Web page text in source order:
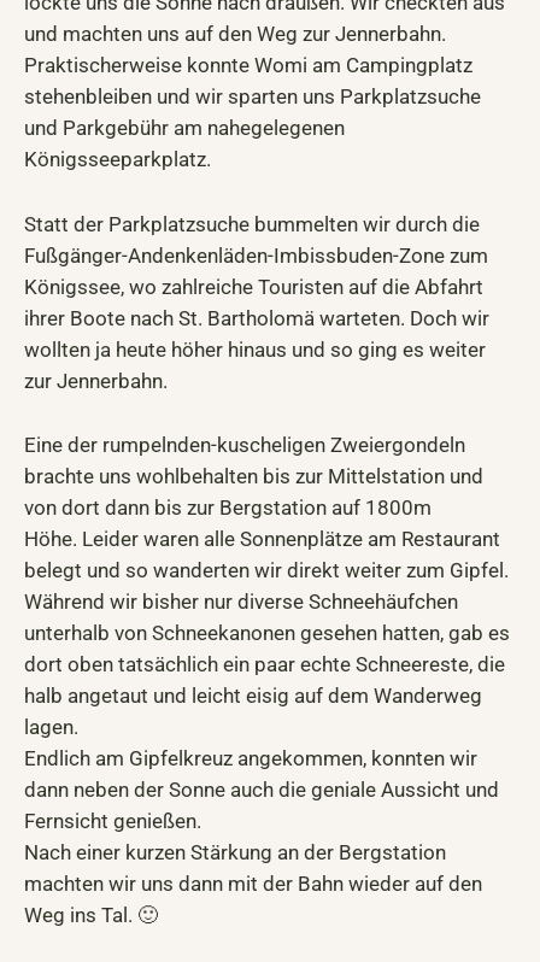
und machten uns auf den Weg zur Jennerbahn.
Praktischerweise konnte Womi am Campingplatz
stehenbleiben und wir sparten uns Parkplatzsuche
und Parkgebühr am nahegelegenen
Königsseeparkplatz.
Statt der Parkplatzsuche bummelten wir durch die
Fußgänger-Andenkenläden-Imbissbuden-Zone zum
Königssee, wo zahlreiche Touristen auf die Abfahrt
ihrer Boote nach St. Bartholomä warteten. Doch wir
wollten ja heute höher hinaus und so ging es weiter
zur Jennerbahn.
Eine der rumpelnden-kuscheligen Zweiergondeln
brachte uns wohlbehalten bis zur Mittelstation und
von dort dann bis zur Bergstation auf 1800m
Höhe. Leider waren alle Sonnenplätze am Restaurant
belegt und so wanderten wir direkt weiter zum Gipfel.
Während wir bisher nur diverse Schneehäufchen
unterhalb von Schneekanonen gesehen hatten, gab es
dort oben tatsächlich ein paar echte Schneereste, die
halb angetaut und leicht eisig auf dem Wanderweg
lagen.
Endlich am Gipfelkreuz angekommen, konnten wir
dann neben der Sonne auch die geniale Aussicht und
Fernsicht genießen.
Nach einer kurzen Stärkung an der Bergstation
machten wir uns dann mit der Bahn wieder auf den
Weg ins Tal. 🙂